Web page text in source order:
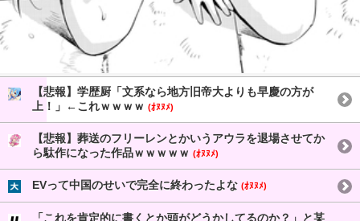
【悲報】学歴厨「文系なら地方旧帝大よりも早慶の方が
上！」←これｗｗｗｗ (ｵﾇﾇﾒ)
【悲報】葬送のフリーレンとかいうアウラを退場させてか
ら駄作になった作品ｗｗｗｗｗ (ｵﾇﾇﾒ)
EVって中国のせいで完全に終わったよな (ｵﾇﾇﾒ)
「これを肯定的に書くとか頭がどうかしてるのか？」と某